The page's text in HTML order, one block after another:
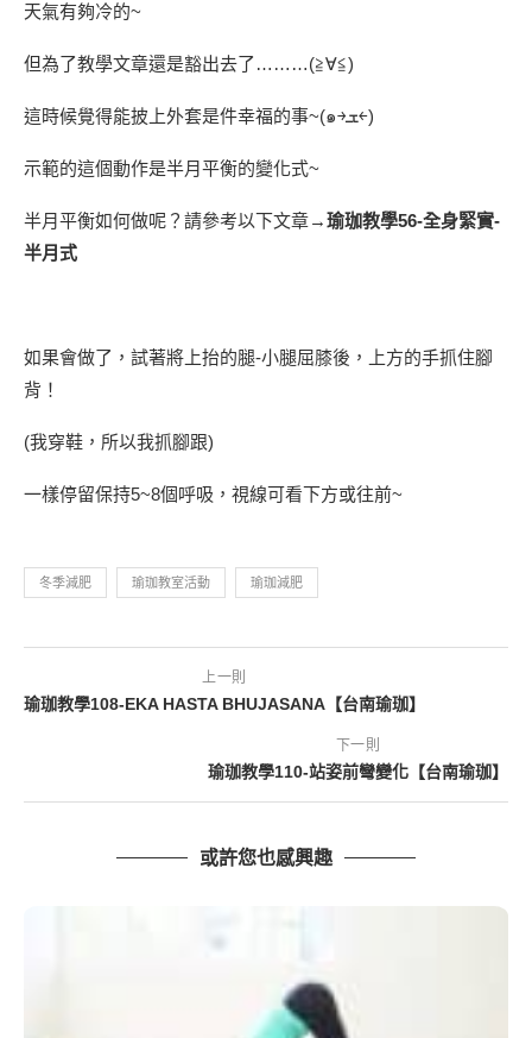
天氣有夠冷的~
但為了教學文章還是豁出去了………(≧∀≦)
這時候覺得能披上外套是件幸福的事~(๑￫ܫ￩)
示範的這個動作是半月平衡的變化式~
半月平衡如何做呢？請參考以下文章→瑜珈教學56-全身緊實-
半月式
如果會做了，試著將上抬的腿-小腿屈膝後，上方的手抓住腳
背！
(我穿鞋，所以我抓腳跟)
一樣停留保持5~8個呼吸，視線可看下方或往前~
冬季減肥 瑜珈教室活動 瑜珈減肥
上一則
瑜珈教學108-EKA HASTA BHUJASANA【台南瑜珈】
下一則
瑜珈教學110-站姿前彎變化【台南瑜珈】
或許您也感興趣